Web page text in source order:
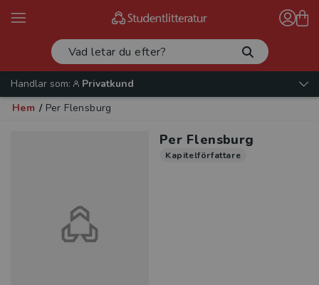
Handlar som:
Privatkund
Hem / Per Flensburg
Per Flensburg
Kapitelförfattare